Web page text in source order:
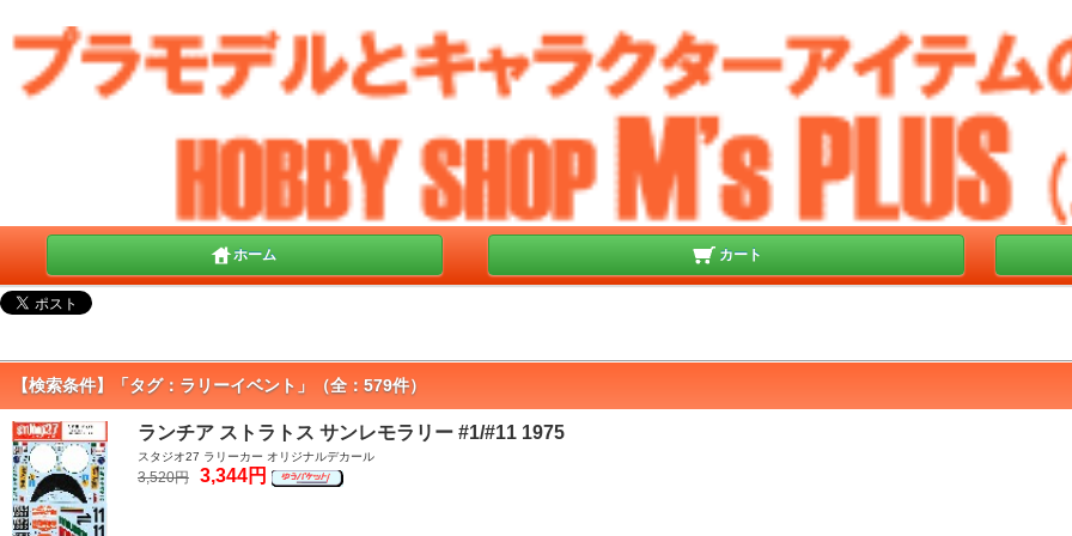
ホーム カート
【検索条件】「タグ：ラリーイベント」（全：579件）
ランチア ストラトス サンレモラリー #1/#11 1975
スタジオ27 ラリーカー オリジナルデカール
3,520円 3,344円